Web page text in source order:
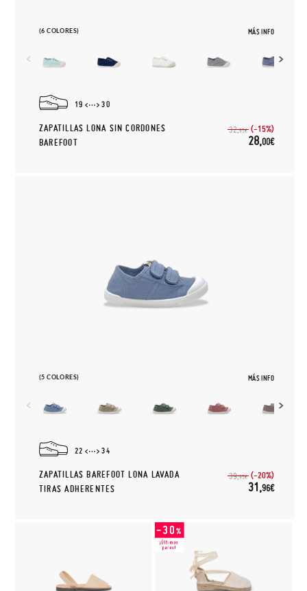
(6 COLORES) MÁS INFO
19 30
ZAPATILLAS LONA SIN CORDONES
BAREFOOT
32,95€ (-15%)
28,00€
(5 COLORES) MÁS INFO
22 34
ZAPATILLAS BAREFOOT LONA LAVADA
TIRAS ADHERENTES
39,95€ (-20%)
31,96€